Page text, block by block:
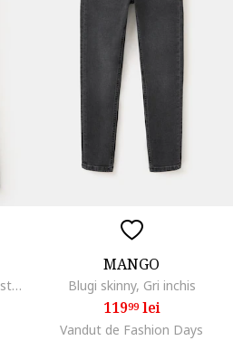
Blugi slim fit din denim, Albastru royal
MANGO
Blugi skinny, Gri inchis
11999lei
Vandut de Fashion Days